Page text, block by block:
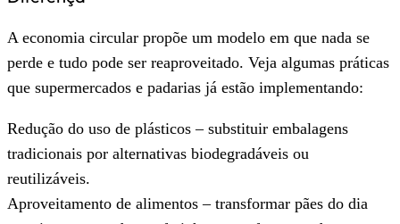
A economia circular propõe um modelo em que nada se
perde e tudo pode ser reaproveitado. Veja algumas práticas
que supermercados e padarias já estão implementando:
Redução do uso de plásticos – substituir embalagens
tradicionais por alternativas biodegradáveis ou
reutilizáveis.
Aproveitamento de alimentos – transformar pães do dia